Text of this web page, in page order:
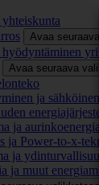
Avaa
Avaa seuraava
ja
ja aurinkoenergia
ja Power-to-x-
ja ydinturvallisuus
ja muut